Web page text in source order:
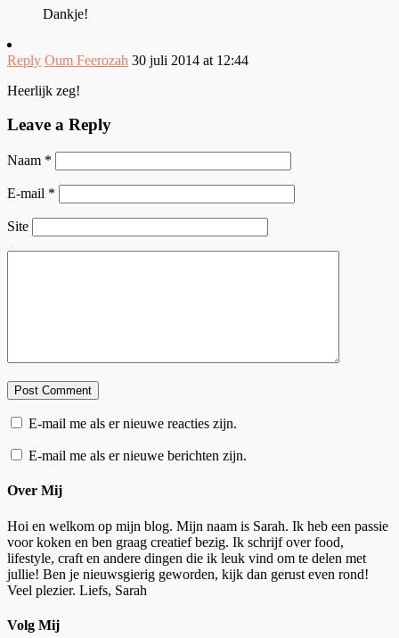
Dankje!
Reply Oum Feerozah 30 juli 2014 at 12:44
Heerlijk zeg!
Leave a Reply
Naam *
E-mail *
Site
E-mail me als er nieuwe reacties zijn.
E-mail me als er nieuwe berichten zijn.
Over Mij
Hoi en welkom op mijn blog. Mijn naam is Sarah. Ik heb een passie
voor koken en ben graag creatief bezig. Ik schrijf over food,
lifestyle, craft en andere dingen die ik leuk vind om te delen met
jullie! Ben je nieuwsgierig geworden, kijk dan gerust even rond!
Veel plezier. Liefs, Sarah
Volg Mij